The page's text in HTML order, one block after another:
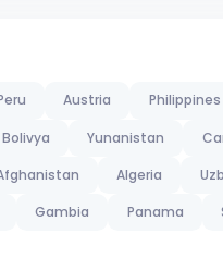
Austria Philippines
Bolivya Yunanistan
Algeria
Gambia Panama